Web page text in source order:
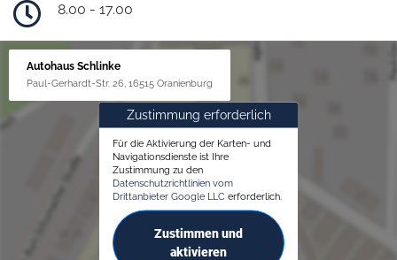
8.00 - 17.00
Autohaus Schlinke
Paul-Gerhardt-Str. 26, 16515 Oranienburg
Zustimmung erforderlich
Für die Aktivierung der Karten- und
Navigationsdienste ist Ihre
Zustimmung zu den
Datenschutzrichtlinien vom
Drittanbieter Google LLC erforderlich.
Zustimmen und
aktivieren